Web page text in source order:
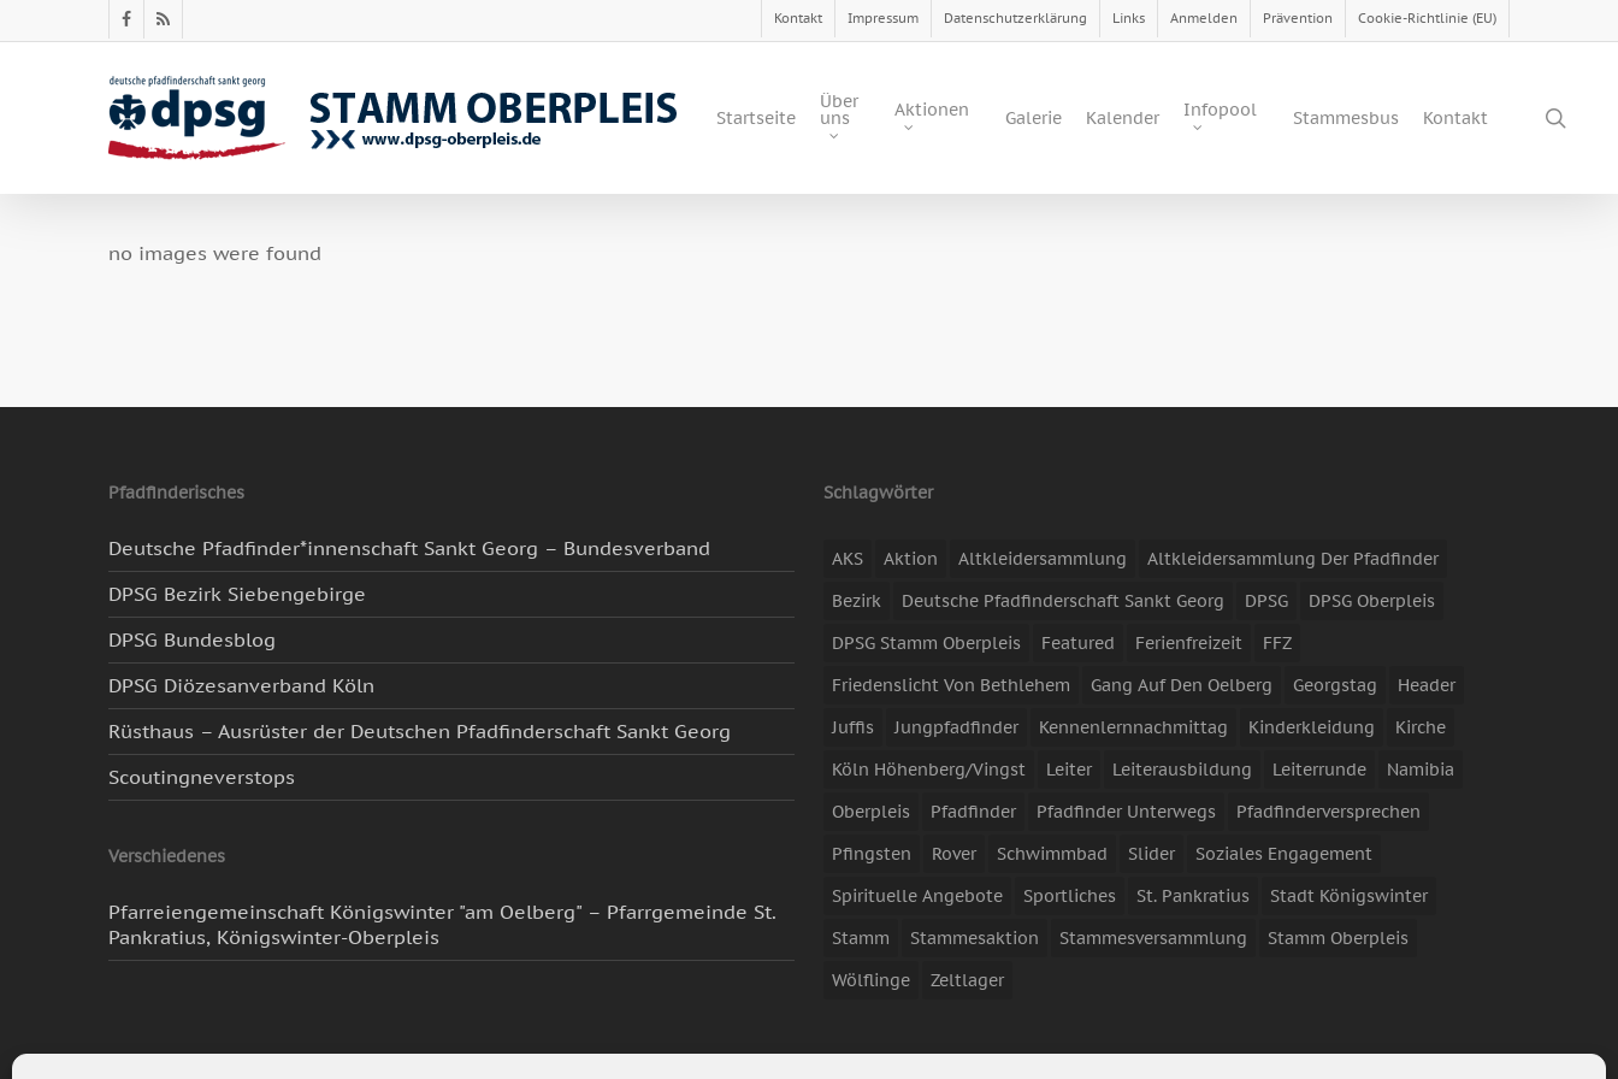
to
facebook
RSS
Kontakt Impressum Datenschutzerklärung Links Anmelden Prävention Cookie-Richtlinie (EU)
Startseite
Über
uns Aktionen Galerie Kalender Infopool Stammesbus Kontakt
no images were found
Pfadfinderisches
Deutsche Pfadfinder*innenschaft Sankt Georg – Bundesverband
DPSG Bezirk Siebengebirge
DPSG Bundesblog
DPSG Diözesanverband Köln
Rüsthaus – Ausrüster der Deutschen Pfadfinderschaft Sankt Georg
Scoutingneverstops
Verschiedenes
Pfarreiengemeinschaft Königswinter "am Oelberg" – Pfarrgemeinde St.
Pankratius, Königswinter-Oberpleis
Schlagwörter
AKS Aktion Altkleidersammlung
Altkleidersammlung Der Pfadfinder
Bezirk
Deutsche Pfadfinderschaft Sankt Georg DPSG
DPSG Oberpleis
DPSG Stamm Oberpleis
Featured Ferienfreizeit
FFZ
Friedenslicht Von Bethlehem
Gang Auf Den Oelberg Georgstag
Header
Juffis
Jungpfadfinder Kennenlernnachmittag Kinderkleidung
Kirche
Köln Höhenberg/Vingst
Leiter Leiterausbildung Leiterrunde
Namibia
Oberpleis
Pfadfinder Pfadfinder Unterwegs
Pfadfinderversprechen
Pfingsten
Rover Schwimmbad Slider
Soziales Engagement
Spirituelle Angebote
Sportliches St. Pankratius
Stadt Königswinter
Stamm
Stammesaktion Stammesversammlung
Stamm Oberpleis
Wölflinge
Zeltlager